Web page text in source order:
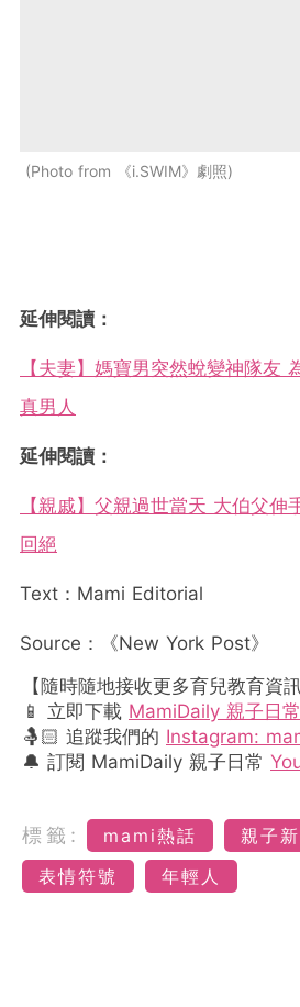
Photo from 《i.SWIM》劇照
延伸閱讀：
【夫妻】媽寶男突然蛻變神隊友
真男人
延伸閱讀：
【親戚】父親過世當天 大伯父伸
回絕
Text：Mami Editorial
Source：《New York Post》
【隨時隨地接收更多育兒教育資訊
📱 立即下載 MamiDaily 親子日
🤱🏻 追蹤我們的 Instagram:
🔔 訂閱 MamiDaily 親子日常
標籤: mami熱話 親子
表情符號
年輕人